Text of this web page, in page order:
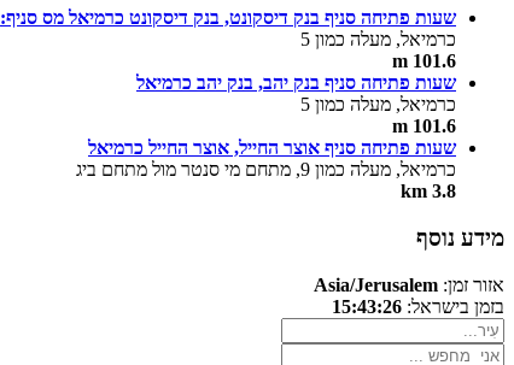
שעות פתיחה סניף בנק דיסקונט, בנק דיסקונט כרמיאל מס סניף:
כרמיאל, מעלה כמון 5
101.6 m
שעות פתיחה סניף בנק יהב, בנק יהב כרמיאל
כרמיאל, מעלה כמון 5
101.6 m
שעות פתיחה סניף אוצר החייל, אוצר החייל כרמיאל
כרמיאל, מעלה כמון 9, מתחם מי סנטר מול מתחם ביג
3.8 km
מידע נוסף
אזור זמן: Asia/Jerusalem
בזמן בישראל: 15:43:26